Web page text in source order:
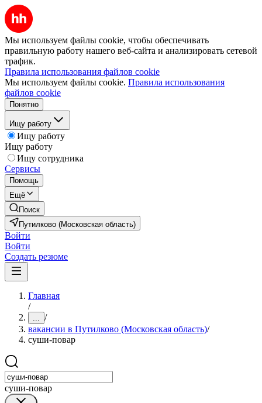
Мы используем файлы cookie, чтобы обеспечивать
правильную работу нашего веб-сайта и анализировать сетевой
трафик.
Правила использования файлов cookie
Мы используем файлы cookie. Правила использования
файлов cookie
Понятно
Ищу работу
Ищу работу
Ищу работу
Ищу сотрудника
Сервисы
Помощь
Ещё
Поиск
Путилково (Московская область)
Войти
Войти
Создать резюме
Главная
/
... /
вакансии в Путилково (Московская область)/
суши-повар
суши-повар